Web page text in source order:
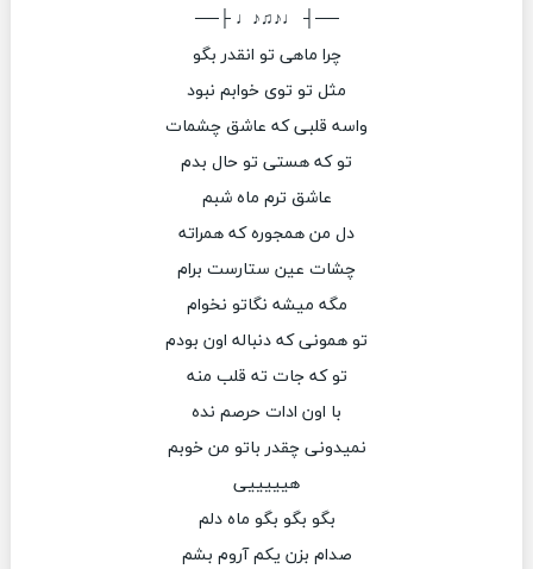
──┤ ♩♪♫♪♩ ├──
چرا ماهی تو انقدر بگو
مثل تو توی خوابم نبود
واسه قلبی که عاشق چشمات
تو که هستی تو حال بدم
عاشق ترم ماه شبم
دل من همجوره که همراته
چشات عین ستارست برام
مگه میشه نگاتو نخوام
تو همونی که دنباله اون بودم
تو که جات ته قلب منه
با اون ادات حرصم نده
نمیدونی چقدر باتو من خوبم
هیییییی
بگو بگو بگو ماه دلم
صدام بزن یکم آروم بشم